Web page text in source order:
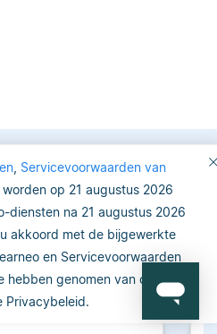
, Servicevoorwaarden van
worden op 21 augustus 2026
diensten na 21 augustus 2026
akkoord met de bijgewerkte
en Servicevoorwaarden
genomen van ons
Privacybeleid.
keuze voor
academici